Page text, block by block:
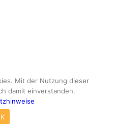
Mit der Nutzung dieser
damit einverstanden.